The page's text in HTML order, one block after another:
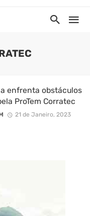
enfrenta obstáculos
ProTem Corratec
21 de Janeiro, 2023